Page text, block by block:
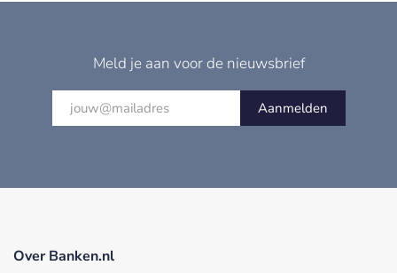
Meld je aan voor de nieuwsbrief
Aanmelden
Over Banken.nl